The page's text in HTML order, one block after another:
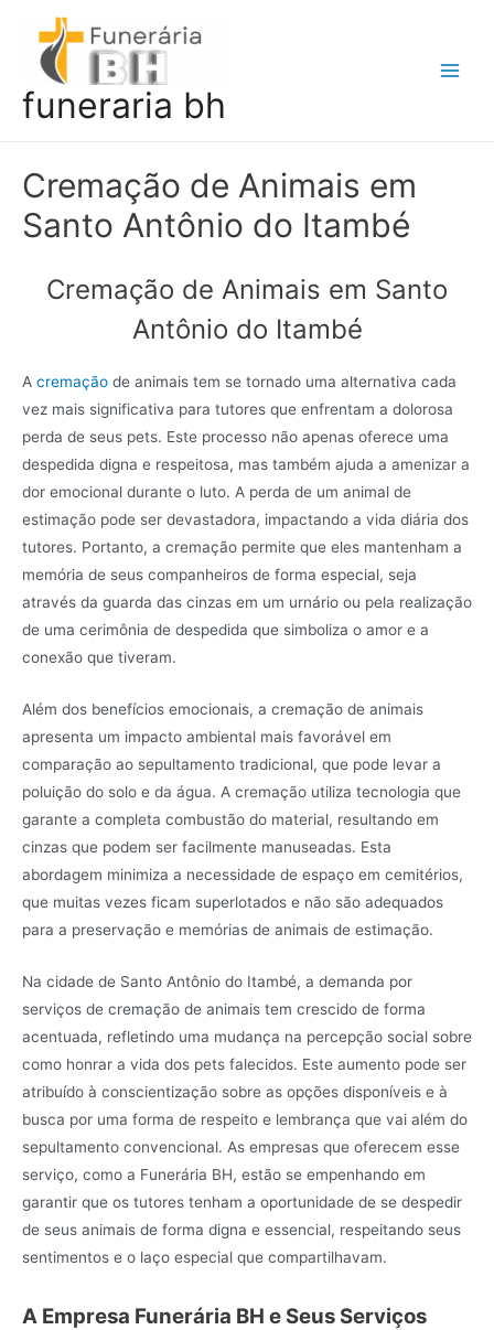
conteúdo
funeraria bh
Cremação de Animais em
Santo Antônio do Itambé
Cremação de Animais em Santo
Antônio do Itambé
A cremação de animais tem se tornado uma alternativa cada
vez mais significativa para tutores que enfrentam a dolorosa
perda de seus pets. Este processo não apenas oferece uma
despedida digna e respeitosa, mas também ajuda a amenizar a
dor emocional durante o luto. A perda de um animal de
estimação pode ser devastadora, impactando a vida diária dos
tutores. Portanto, a cremação permite que eles mantenham a
memória de seus companheiros de forma especial, seja
através da guarda das cinzas em um urnário ou pela realização
de uma cerimônia de despedida que simboliza o amor e a
conexão que tiveram.
Além dos benefícios emocionais, a cremação de animais
apresenta um impacto ambiental mais favorável em
comparação ao sepultamento tradicional, que pode levar a
poluição do solo e da água. A cremação utiliza tecnologia que
garante a completa combustão do material, resultando em
cinzas que podem ser facilmente manuseadas. Esta
abordagem minimiza a necessidade de espaço em cemitérios,
que muitas vezes ficam superlotados e não são adequados
para a preservação e memórias de animais de estimação.
Na cidade de Santo Antônio do Itambé, a demanda por
serviços de cremação de animais tem crescido de forma
acentuada, refletindo uma mudança na percepção social sobre
como honrar a vida dos pets falecidos. Este aumento pode ser
atribuído à conscientização sobre as opções disponíveis e à
busca por uma forma de respeito e lembrança que vai além do
sepultamento convencional. As empresas que oferecem esse
serviço, como a Funerária BH, estão se empenhando em
garantir que os tutores tenham a oportunidade de se despedir
de seus animais de forma digna e essencial, respeitando seus
sentimentos e o laço especial que compartilhavam.
A Empresa Funerária BH e Seus Serviços